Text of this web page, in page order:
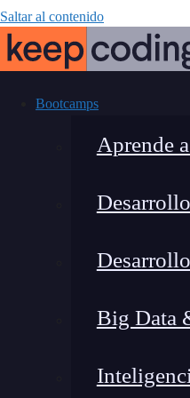
Saltar al contenido
Bootcamps
Aprende
Big Data
ECR